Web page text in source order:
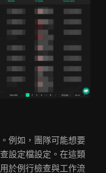
例如，團隊可能想要
設定檔設定。在這類
於例行檢查與工作流